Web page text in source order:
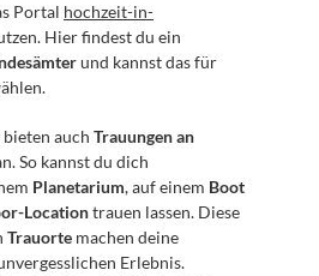
Portal hochzeit-in-
Hier findest du ein
und kannst das für
bieten auch Trauungen an
So kannst du dich
Planetarium, auf einem Boot
Location trauen lassen. Diese
Trauorte
Erlebnis.